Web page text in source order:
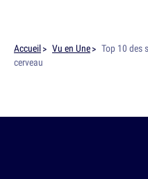
Accueil Vu en Une
Top 10 des
cerveau